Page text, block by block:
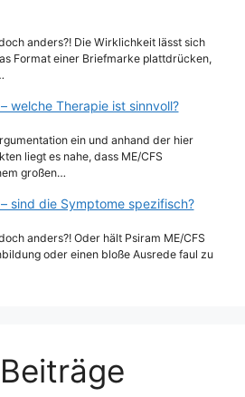
anders?! Die Wirklichkeit lässt sich
Format einer Briefmarke plattdrücken,
– welche Therapie ist sinnvoll?
ein und anhand der hier
liegt es nahe, dass ME/CFS
großen…
– sind die Symptome spezifisch?
anders?! Oder hält Psiram ME/CFS
oder einen bloße Ausrede faul zu